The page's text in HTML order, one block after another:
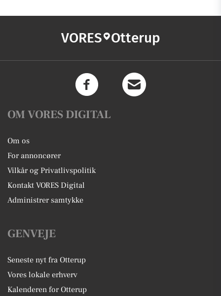
VORES Otterup
OM VORES DIGITAL
Om os
For annoncører
Vilkår og Privatlivspolitik
Kontakt VORES Digital
Administrer samtykke
GENVEJE
Seneste nyt fra Otterup
Vores lokale erhverv
Kalenderen for Otterup